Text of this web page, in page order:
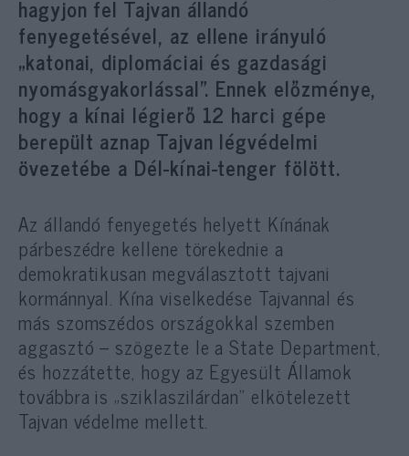
hagyjon fel Tajvan állandó
fenyegetésével, az ellene irányuló
„katonai, diplomáciai és gazdasági
nyomásgyakorlással”. Ennek előzménye,
hogy a kínai légierő 12 harci gépe
berepült aznap Tajvan légvédelmi
övezetébe a Dél-kínai-tenger fölött.
Az állandó fenyegetés helyett Kínának
párbeszédre kellene törekednie a
demokratikusan megválasztott tajvani
kormánnyal. Kína viselkedése Tajvannal és
más szomszédos országokkal szemben
aggasztó – szögezte le a State Department,
és hozzátette, hogy az Egyesült Államok
továbbra is „sziklaszilárdan” elkötelezett
Tajvan védelme mellett.